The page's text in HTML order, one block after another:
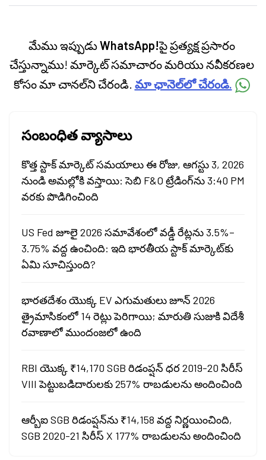
categories.
మేము ఇప్పుడుWhatsApp!పై ప్రత్యక్ష ప్రసారం
చేస్తున్నాము! మార్కెట్ సమాచారం మరియు నవీకరణల
కోసం మా చానల్‌ని చేరండి. మా ఛానెల్‌లో చేరండి.
సంబంధిత వ్యాసాలు
కొత్త స్టాక్ మార్కెట్ సమయాలు ఈ రోజు, ఆగస్టు 3, 2026
నుండి అమల్లోకి వస్తాయి: సెబి F&O ట్రేడింగ్‌ను 3:40 PM
వరకు పొడిగించింది
US Fed జూలై 2026 సమావేశంలో వడ్డీ రేట్లను 3.5%–
3.75% వద్ద ఉంచింది: ఇది భారతీయ స్టాక్ మార్కెట్‌కు
ఏమి సూచిస్తుంది?
భారతదేశం యొక్క EV ఎగుమతులు జూన్ 2026
త్రైమాసికంలో 14 రెట్లు పెరిగాయి; మారుతి సుజుకి విదేశీ
రవాణాలో ముందంజలో ఉంది
RBI యొక్క ₹14,170 SGB రిడంప్షన్ ధర 2019-20 సిరీస్
VIII పెట్టుబడిదారులకు 257% రాబడులను అందించింది
ఆర్బీఐ SGB రిడంప్షన్‌ను ₹14,158 వద్ద నిర్ణయించింది,
SGB 2020-21 సిరీస్ X 177% రాబడులను అందించింది